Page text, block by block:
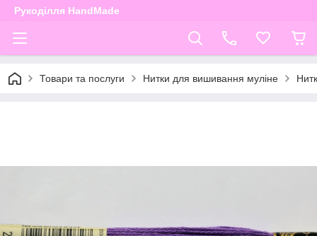
Рукоділля HandMade
Товари та послуги Нитки для вишивання муліне